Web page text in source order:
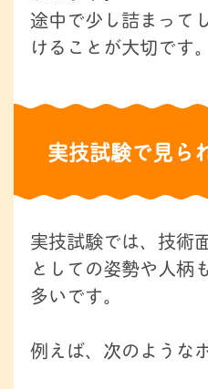
途中で少し詰まって
けることが大切です。
実技試験で見ら
実技試験では、技術
としての姿勢や人柄
多いです。
例えば、次のような